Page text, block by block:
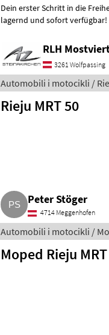
Dein erster Schritt in die Freiheit mit 15! Alle
lagernd und sofort
RLH
3261 Wolfpassing
Automobili i motocikli /
Rieju MRT 50
Peter Stöger
4714 Meggenhofen
Automobili i motocikli /
Moped Rieju